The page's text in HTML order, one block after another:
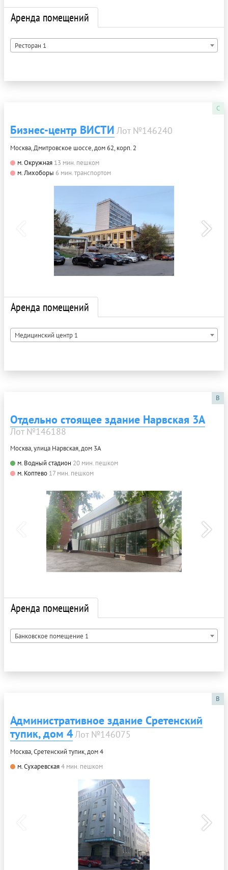
Аренда помещений
Ресторан 1
C
Бизнес-центр ВИСТИ Лот №146240
Москва, Дмитровское шоссе, дом 62, корп. 2
м. Окружная 13 мин. пешком
м. Лихоборы 6 мин. транспортом
Аренда помещений
Медицинский центр 1
B
Отдельно стоящее здание Нарвская 3А
Лот №146188
Москва, улица Нарвская, дом 3А
м. Водный стадион 20 мин. пешком
м. Коптево 17 мин. пешком
Аренда помещений
Банковское помещение 1
B
Административное здание Сретенский
тупик, дом 4Лот №146075
Москва, Сретенский тупик, дом 4
м. Сухаревская4 мин. пешком